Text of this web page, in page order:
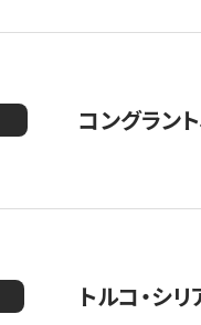
コングラン
トルコ・シ